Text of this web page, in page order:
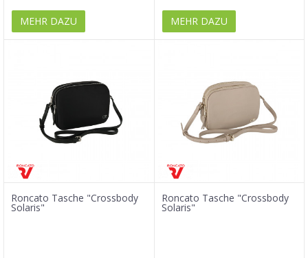
MEHR DAZU MEHR DAZU
Roncato Tasche "Crossbody
Solaris"
Roncato Tasche "Crossbody
Solaris"